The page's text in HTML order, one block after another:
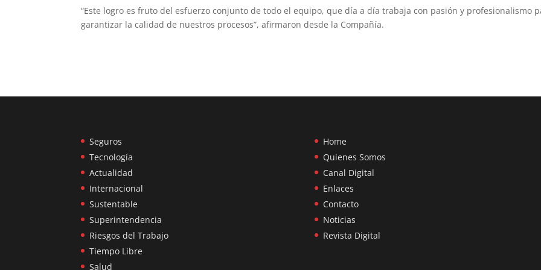
“Este logro es fruto del esfuerzo conjunto de todo el equipo, que día a día trabaja con pasión y profesionalismo
garantizar la calidad de nuestros procesos”, afirmaron desde la Compañía.
Seguros
Tecnología
Actualidad
Internacional
Sustentable
Superintendencia
Riesgos del Trabajo
Tiempo Libre
Salud
Home
Quienes Somos
Canal Digital
Enlaces
Contacto
Noticias
Revista Digital